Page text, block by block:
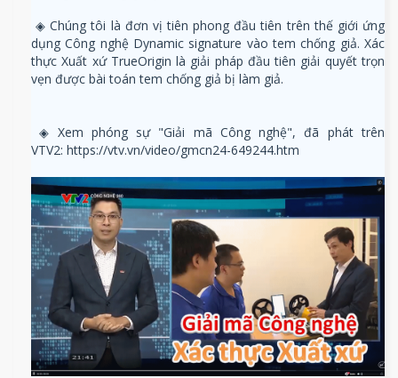
◈ Chúng tôi là đơn vị tiên phong đầu tiên trên thế giới ứng
dụng Công nghệ Dynamic signature vào tem chống giả. Xác
thực Xuất xứ TrueOrigin là giải pháp đầu tiên giải quyết trọn
vẹn được bài toán tem chống giả bị làm giả.
◈ Xem phóng sự "Giải mã Công nghệ", đã phát trên
VTV2: https://vtv.vn/video/gmcn24-649244.htm